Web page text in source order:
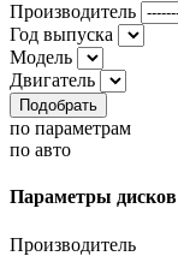
Производитель
Год выпуска
Модель
Двигатель
Подобрать
по параметрам
по авто
Параметры дисков
Производитель